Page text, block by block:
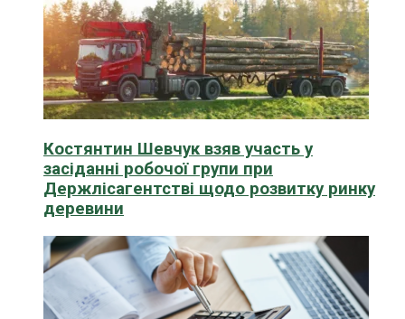
Костянтин Шевчук взяв участь у
засіданні робочої групи при
Держлісагентстві щодо розвитку ринку
деревини